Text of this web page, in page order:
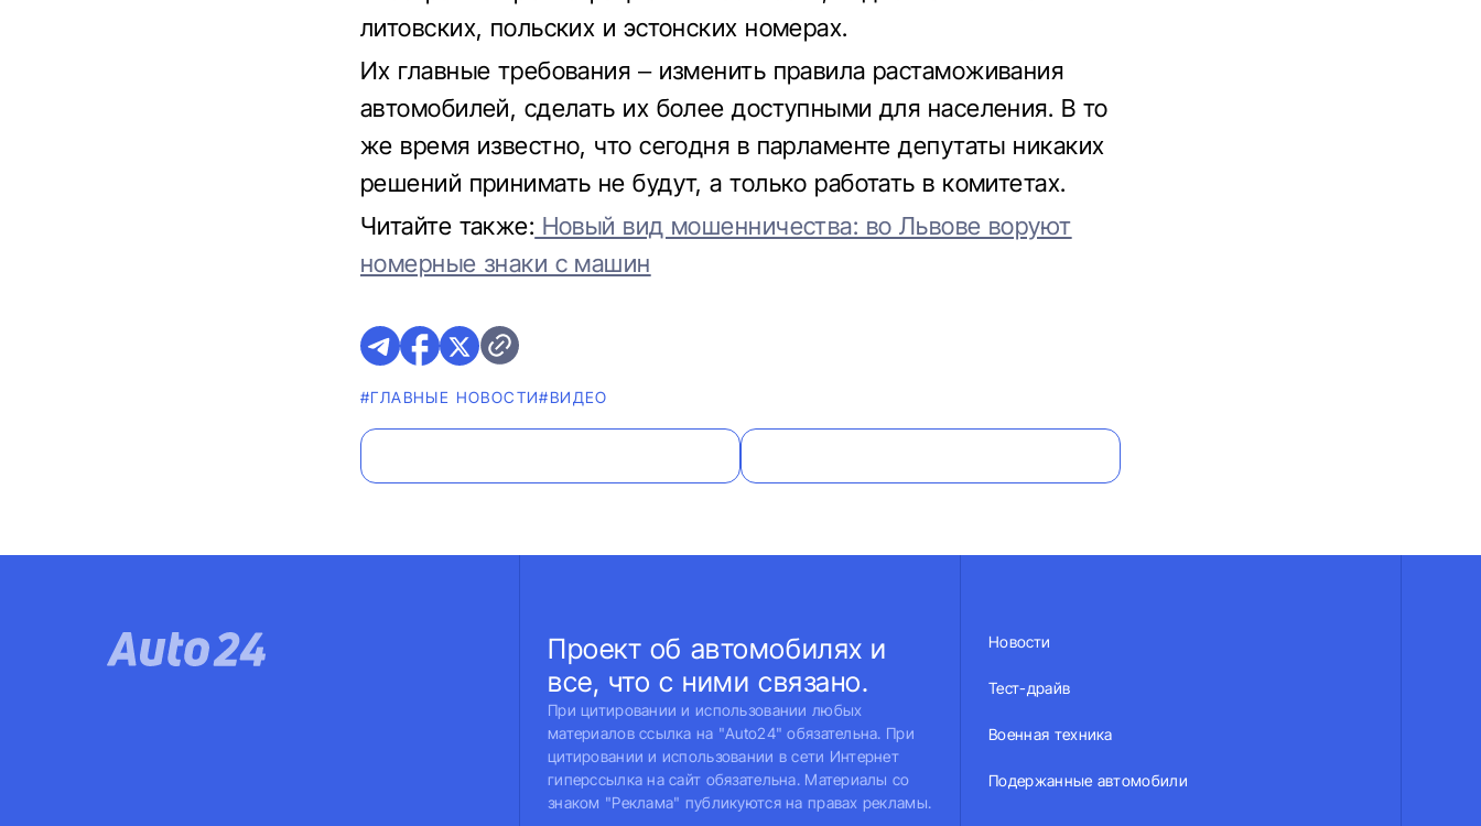
литовских, польских и эстонских номерах.
Их главные требования – изменить правила растаможивания
автомобилей, сделать их более доступными для населения. В то
же время известно, что сегодня в парламенте депутаты никаких
решений принимать не будут, а только работать в комитетах.
Читайте также: Новый вид мошенничества: во Львове воруют
номерные знаки с машин
#ГЛАВНЫЕ НОВОСТИ#ВИДЕО
Проект об автомобилях и
все, что с ними связано.
При цитировании и использовании любых
материалов ссылка на "Auto24" обязательна. При
цитировании и использовании в сети Интернет
гиперссылка на сайт обязательна. Материалы со
знаком "Реклама" публикуются на правах рекламы.
Новости
Тест-драйв
Военная техника
Подержанные автомобили